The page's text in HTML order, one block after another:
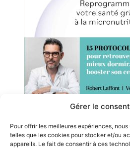
Gérer le
Pour offrir les meilleures expériences,
telles que les cookies pour stocker et/ou
appareils. Le fait de consentir à ces
L’Equation santé –
l’intérieur grâce à la